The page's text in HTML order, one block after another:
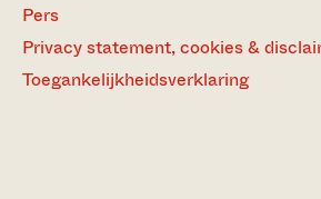
Pers
Privacy statement, cookies &
Toegankelijkheidsverklaring